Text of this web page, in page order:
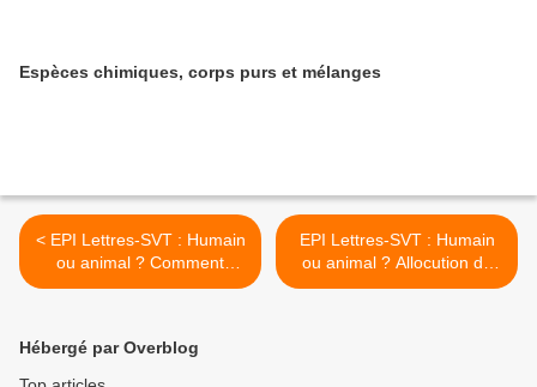
Espèces chimiques, corps purs et mélanges
< EPI Lettres-SVT : Humain
ou animal ? Comment
résister ? Primo Levi
EPI Lettres-SVT : Humain
ou animal ? Allocution du
27 janvier 2015 par Simone
Hébergé par Overblog